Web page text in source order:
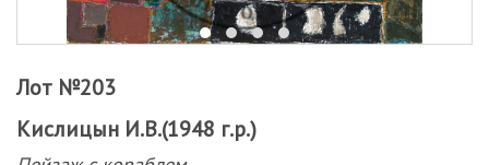
Лот №203
Кислицын И.В.(1948 г.р.)